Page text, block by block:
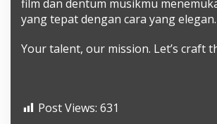
film dan dentum musikmu
yang tepat dengan cara yang elegan.
Your talent, our mission. Let’s craft
Post Views: 631